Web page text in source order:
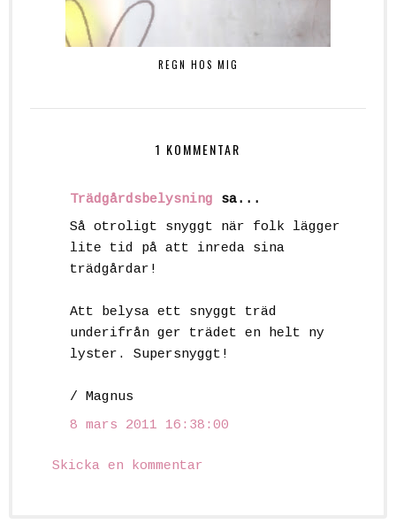
REGN HOS MIG
1 KOMMENTAR
Trädgårdsbelysning sa...
Så otroligt snyggt när folk lägger
lite tid på att inreda sina
trädgårdar!
Att belysa ett snyggt träd
underifrån ger trädet en helt ny
lyster. Supersnyggt!
/ Magnus
8 mars 2011 16:38:00
Skicka en kommentar